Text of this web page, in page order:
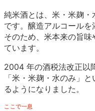
純米酒とは、米・米麹
です。醸造アルコールを
そのため、米本来の旨
ています。
2004 年の酒税法改正以
「米・米麹・水のみ」
るようになりました。
ここで一息